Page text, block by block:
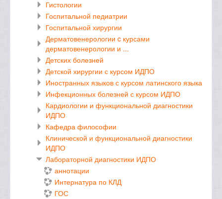
Гистологии
Госпитальной педиатрии
Госпитальной хирургии
Дерматовенерологии c курсами
дерматовенерологии и ...
Детских болезней
Детской хирургии с курсом ИДПО
Иностранных языков с курсом латинского языка
Инфекционных болезней с курсом ИДПО
Кардиологии и функциональной диагностики
ИДПО
Кафедра философии
Клинической и функциональной диагностики
ИДПО
Лабораторной диагностики ИДПО
аннотации
Интернатура по КЛД
ГОС